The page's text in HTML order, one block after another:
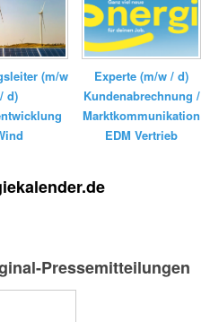
...
(m/w
/ d)
Experte (m/w / d)
Kundenabrechnung /
Marktkommunikation
EDM Vertrieb
Pressemitteilungen